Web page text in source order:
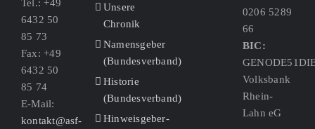
Tel.: +49
6432 50
85 73
Fax: +49
6432 50
85 74
E-Mail:
kontakt@asf-
Unsere
Chronik
Namensgeber
(Bundesverband)
Historie
(Bundesverband)
Hinweisgeber-
0206 5289
66
BIC:
Volksbank
Rhein-
Lahn eG